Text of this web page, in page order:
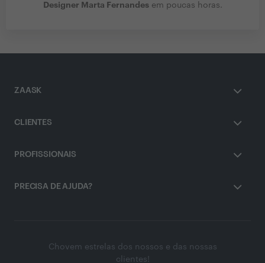
Designer Marta Fernandesem poucas horas.
ZAASK
CLIENTES
PROFISSIONAIS
PRECISA DE AJUDA?
Chovem estrelas dos nossos e das nossas
clientes!